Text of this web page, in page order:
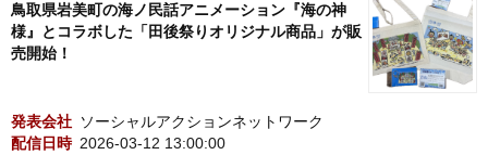
鳥取県岩美町の海ノ民話アニメーション『海の神
様』とコラボした「田後祭りオリジナル商品」が販
売開始！
発表会社 ソーシャルアクションネットワーク
配信日時 2026-03-12 13:00:00